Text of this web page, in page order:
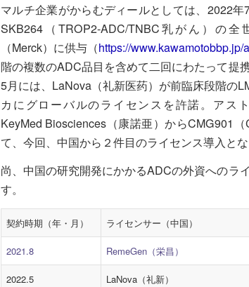
マルチ企業がからむディールとしては、2022年
SKB264（TROP2-ADC/TNBC乳がん）の
（Merck）に供与（https://www.kawamotobbp.jp/
階の複数のADC品目を含めて二回にわたって提
5月には、LaNova（礼新医药）が前臨床段階の
カにグローバルのライセンスを許諾。アス
KeyMed Biosciences（康諾亜）からCMG901
て、今回、中国から２件目のライセンス導入とな
尚、中国の研究開発にかかるADCの外資へのラ
す。
契約時期（年・月） ライセンサー（中国）
2021.8 RemeGen（栄昌）
2022.5 LaNova（礼新）